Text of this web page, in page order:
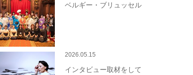
ベルギー・ブリュッセル
2026.05.15
インタビュー取材をして